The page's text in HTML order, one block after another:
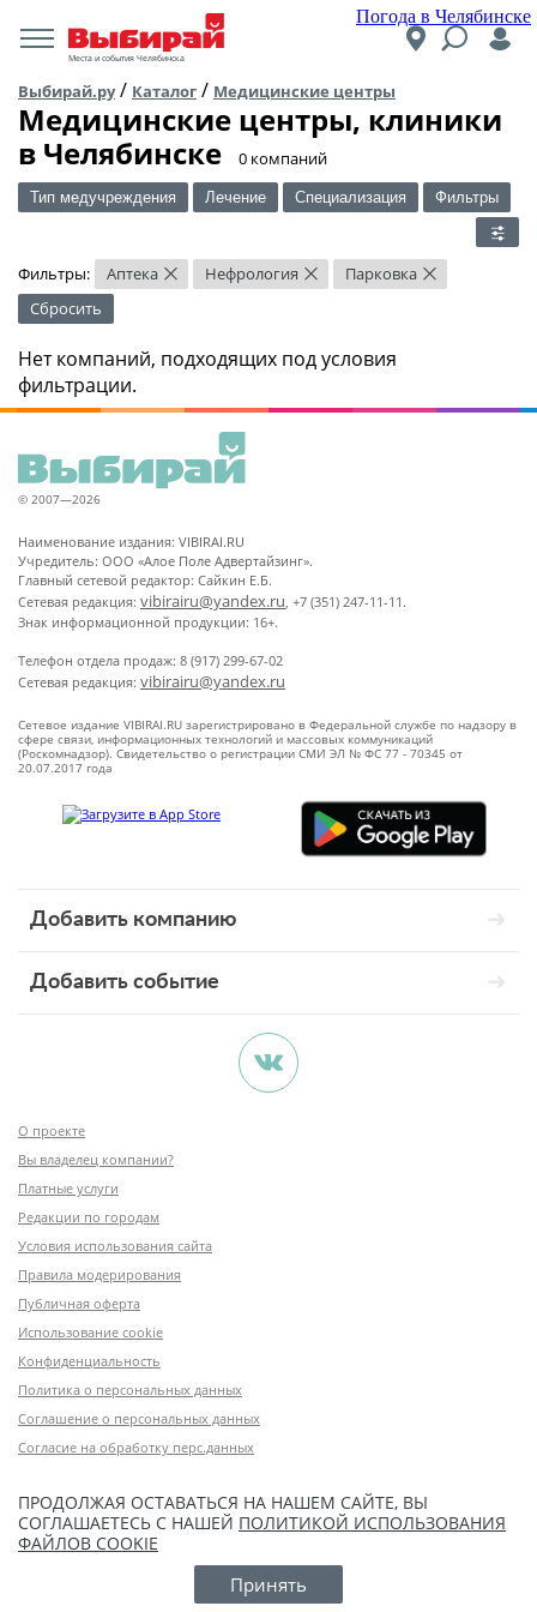
Погода в Челябинске
Места и события Челябинска
Выбирай.ру/ Каталог / Медицинские центры
Медицинские центры, клиники
в Челябинске
​0 компаний
Тип медучреждения Лечение Специализация Фильтры
Фильтры: Аптека × Нефрология × Парковка ×
Сбросить
Нет компаний, подходящих под условия
фильтрации.
© 2007—2026
Наименование издания: VIBIRAI.RU
Учредитель: ООО «Алое Поле Адвертайзинг».
Главный сетевой редактор: Сайкин Е.Б.
Сетевая редакция: vibirairu@yandex.ru, +7 (351) 247-11-11.
Знак информационной продукции: 16+.
Телефон отдела продаж: 8 (917) 299-67-02
Сетевая редакция: vibirairu@yandex.ru
Сетевое издание VIBIRAI.RU зарегистрировано в Федеральной службе по надзору в
сфере связи, информационных технологий и массовых коммуникаций
(Роскомнадзор). Свидетельство о регистрации СМИ ЭЛ № ФС 77 - 70345 от
20.07.2017 года
Добавить компанию
Добавить событие
О проекте
Вы владелец компании?
Платные услуги
Редакции по городам
Условия использования сайта
Правила модерирования
Публичная оферта
Использование cookie
Конфиденциальность
Политика о персональных данных
Соглашение о персональных данных
Согласие на обработку перс.данных
ПРОДОЛЖАЯ ОСТАВАТЬСЯ НА НАШЕМ САЙТЕ, ВЫ
СОГЛАШАЕТЕСЬ С НАШЕЙ ПОЛИТИКОЙ ИСПОЛЬЗОВАНИЯ
ФАЙЛОВ COOKIE
Принять